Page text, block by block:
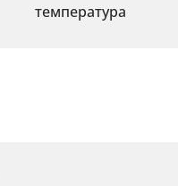
температура